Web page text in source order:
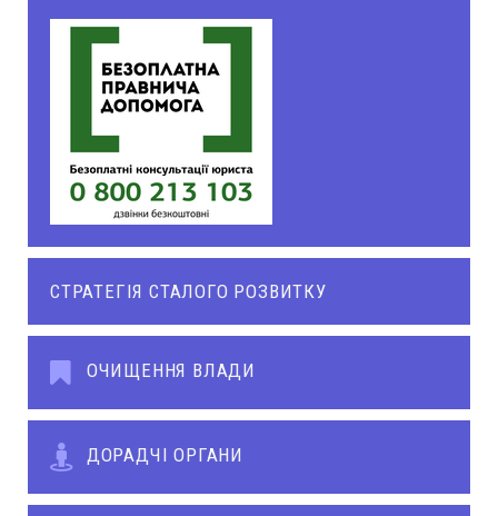
СТРАТЕГІЯ СТАЛОГО РОЗВИТКУ
ОЧИЩЕННЯ ВЛАДИ
ДОРАДЧІ ОРГАНИ